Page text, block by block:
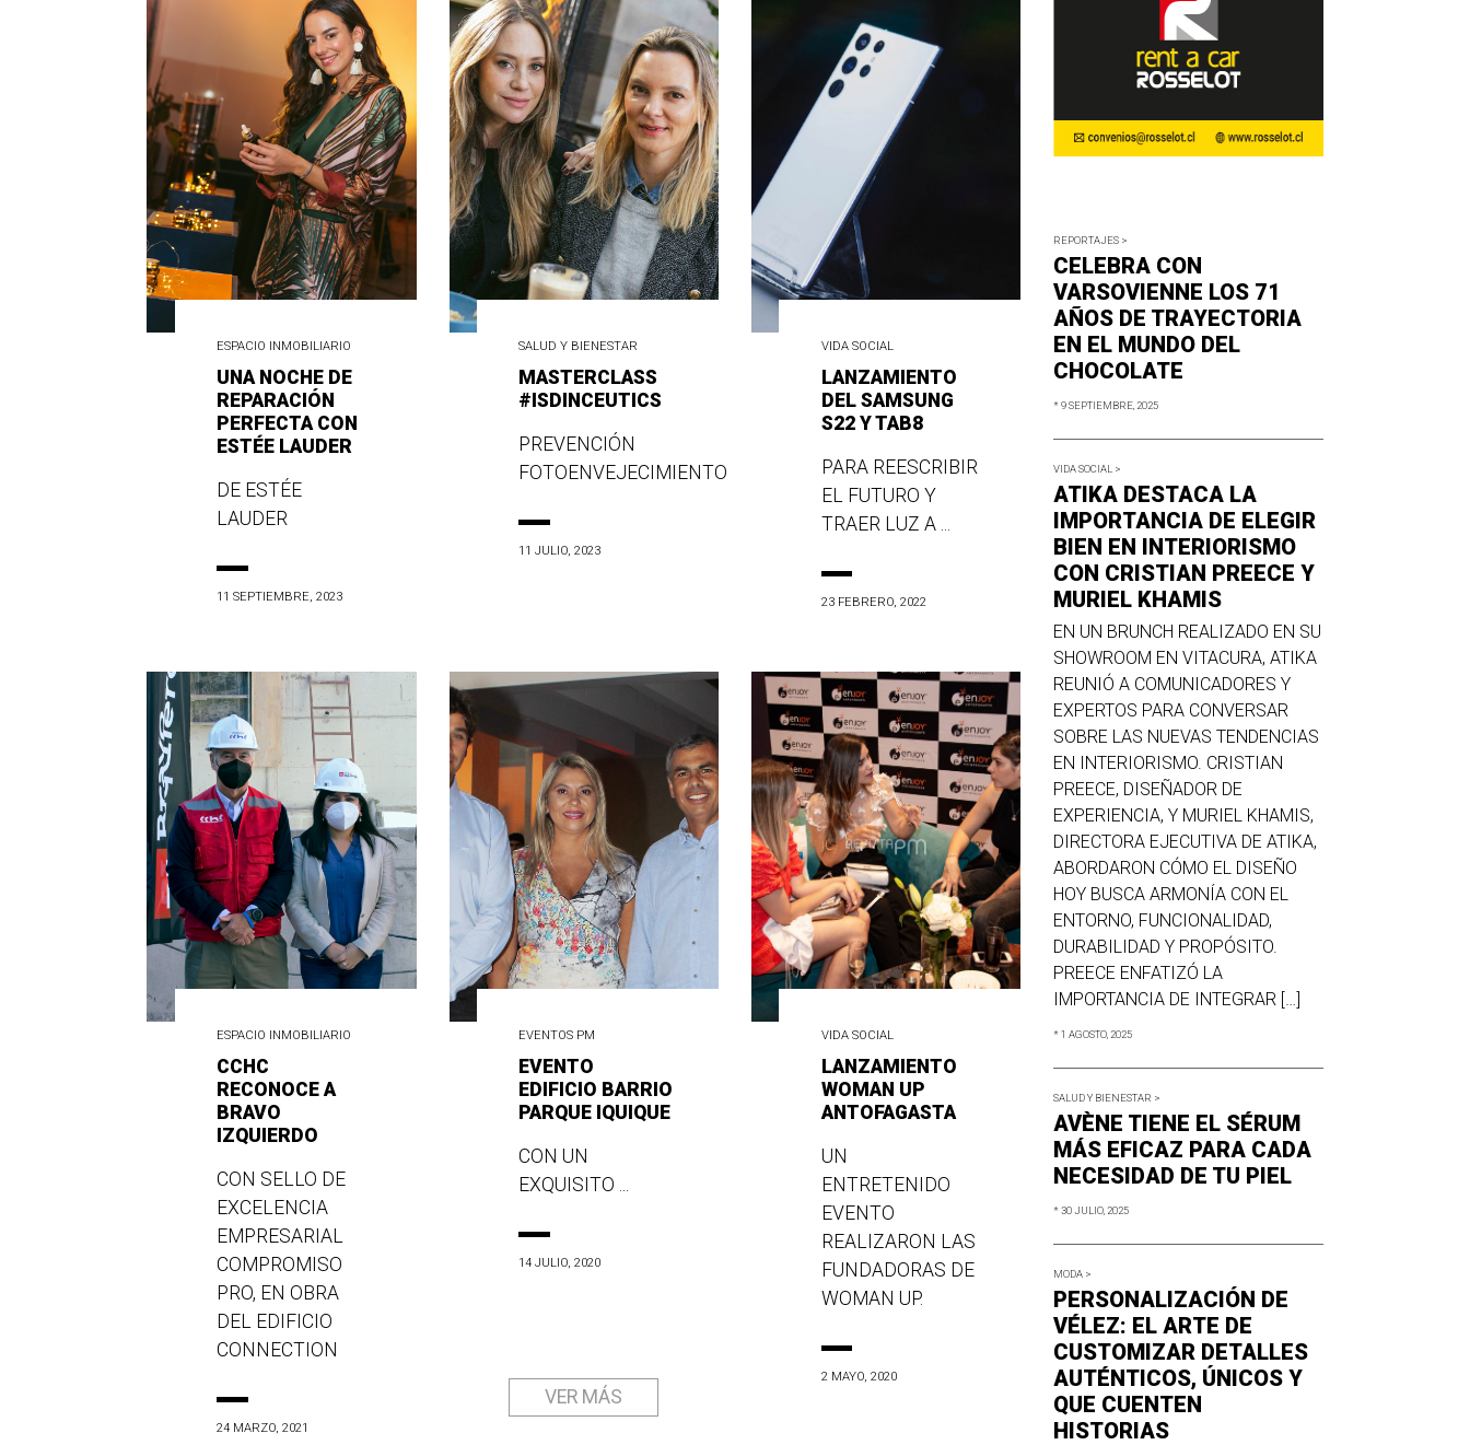
ESPACIO INMOBILIARIO
UNA NOCHE DE
REPARACIÓN
PERFECTA CON
ESTÉE LAUDER
DE ESTÉE
LAUDER
11 SEPTIEMBRE, 2023
SALUD Y BIENESTAR
MASTERCLASS
#ISDINCEUTICS
PREVENCIÓN
FOTOENVEJECIMIENTO
11 JULIO, 2023
VIDA SOCIAL
LANZAMIENTO
DEL SAMSUNG
S22 Y TAB8
PARA REESCRIBIR
EL FUTURO Y
TRAER LUZ A ...
23 FEBRERO, 2022
ESPACIO INMOBILIARIO
CCHC
RECONOCE A
BRAVO
IZQUIERDO
CON SELLO DE
EXCELENCIA
EMPRESARIAL
COMPROMISO
PRO, EN OBRA
DEL EDIFICIO
CONNECTION
24 MARZO, 2021
EVENTOS PM
EVENTO
EDIFICIO BARRIO
PARQUE IQUIQUE
CON UN
EXQUISITO ...
14 JULIO, 2020
VIDA SOCIAL
LANZAMIENTO
WOMAN UP
ANTOFAGASTA
UN
ENTRETENIDO
EVENTO
REALIZARON LAS
FUNDADORAS DE
WOMAN UP.
2 MAYO, 2020
VER MÁS
REPORTAJES >
CELEBRA CON
VARSOVIENNE LOS 71
AÑOS DE TRAYECTORIA
EN EL MUNDO DEL
CHOCOLATE
* 9 SEPTIEMBRE, 2025
VIDA SOCIAL >
ATIKA DESTACA LA
IMPORTANCIA DE ELEGIR
BIEN EN INTERIORISMO
CON CRISTIAN PREECE Y
MURIEL KHAMIS
EN UN BRUNCH REALIZADO EN SU
SHOWROOM EN VITACURA, ATIKA
REUNIÓ A COMUNICADORES Y
EXPERTOS PARA CONVERSAR
SOBRE LAS NUEVAS TENDENCIAS
EN INTERIORISMO. CRISTIAN
PREECE, DISEÑADOR DE
EXPERIENCIA, Y MURIEL KHAMIS,
DIRECTORA EJECUTIVA DE ATIKA,
ABORDARON CÓMO EL DISEÑO
HOY BUSCA ARMONÍA CON EL
ENTORNO, FUNCIONALIDAD,
DURABILIDAD Y PROPÓSITO.
PREECE ENFATIZÓ LA
IMPORTANCIA DE INTEGRAR […]
* 1 AGOSTO, 2025
SALUD Y BIENESTAR >
AVÈNE TIENE EL SÉRUM
MÁS EFICAZ PARA CADA
NECESIDAD DE TU PIEL
* 30 JULIO, 2025
MODA >
PERSONALIZACIÓN DE
VÉLEZ: EL ARTE DE
CUSTOMIZAR DETALLES
AUTÉNTICOS, ÚNICOS Y
QUE CUENTEN
HISTORIAS